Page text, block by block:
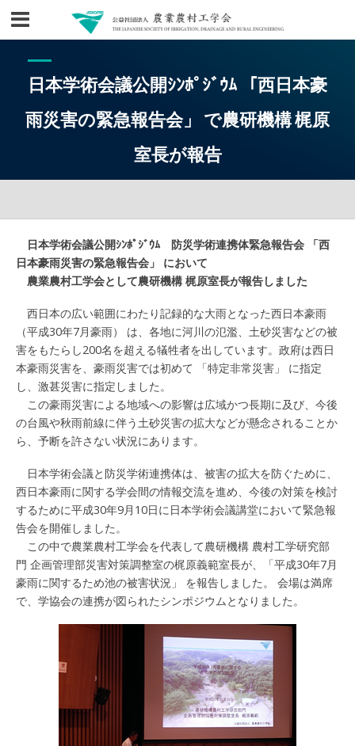
日本学術会議公開ｼﾝﾎﾟｼﾞｳﾑ 「西日本豪
雨災害の緊急報告会」 で農研機構 梶原
室長が報告
日本学術会議公開ｼﾝﾎﾟｼﾞｳﾑ 防災学術連携体緊急報告会 「西
日本豪雨災害の緊急報告会」 において
農業農村工学会として農研機構 梶原室長が報告しました
西日本の広い範囲にわたり記録的な大雨となった西日本豪雨
（平成30年7月豪雨） は、各地に河川の氾濫、土砂災害などの被
害をもたらし200名を超える犠牲者を出しています。政府は西日
本豪雨災害を、豪雨災害では初めて 「特定非常災害」 に指定
し、激甚災害に指定しました。
この豪雨災害による地域への影響は広域かつ長期に及び、今後
の台風や秋雨前線に伴う土砂災害の拡大などが懸念されることか
ら、予断を許さない状況にあります。
日本学術会議と防災学術連携体は、被害の拡大を防ぐために、
西日本豪雨に関する学会間の情報交流を進め、今後の対策を検討
するために平成30年9月10日に日本学術会議講堂において緊急報
告会を開催しました。
この中で農業農村工学会を代表して農研機構 農村工学研究部
門 企画管理部災害対策調整室の梶原義範室長が、「平成30年7月
豪雨に関するため池の被害状況」 を報告しました。 会場は満席
で、学協会の連携が図られたシンポジウムとなりました。